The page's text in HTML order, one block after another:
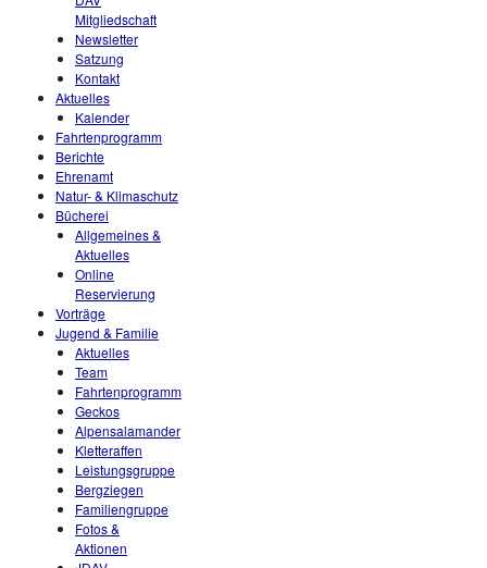
Mitgliedschaft
Newsletter
Satzung
Kontakt
Aktuelles
Kalender
Fahrtenprogramm
Berichte
Ehrenamt
Natur- & Klimaschutz
Bücherei
Allgemeines &
Aktuelles
Online
Reservierung
Vorträge
Jugend & Familie
Aktuelles
Team
Fahrtenprogramm
Geckos
Alpensalamander
Kletteraffen
Leistungsgruppe
Bergziegen
Familiengruppe
Fotos &
Aktionen